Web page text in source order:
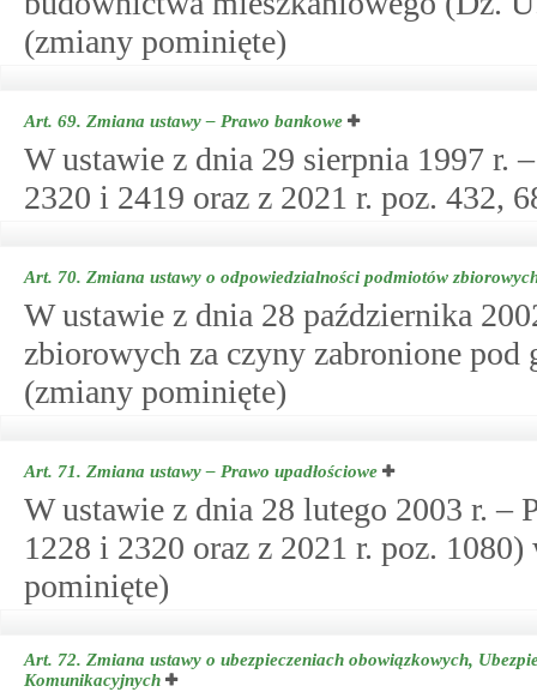
(zmiany pominięte)
Art. 69. Zmiana ustawy – Prawo bankowe
W ustawie z dnia 29 sierpnia 1997 r.
2320 i 2419 oraz z 2021 r. poz. 432,
Art. 70. Zmiana ustawy o odpowiedzialności podmiotów
W ustawie z dnia 28 października
zbiorowych za czyny zabronione
(zmiany pominięte)
Art. 71. Zmiana ustawy – Prawo upadłościowe
W ustawie z dnia 28 lutego 2003 r. –
1228 i 2320 oraz z 2021 r. poz.
pominięte)
Art. 72. Zmiana ustawy o ubezpieczeniach obowiązkowych,
Komunikacyjnych